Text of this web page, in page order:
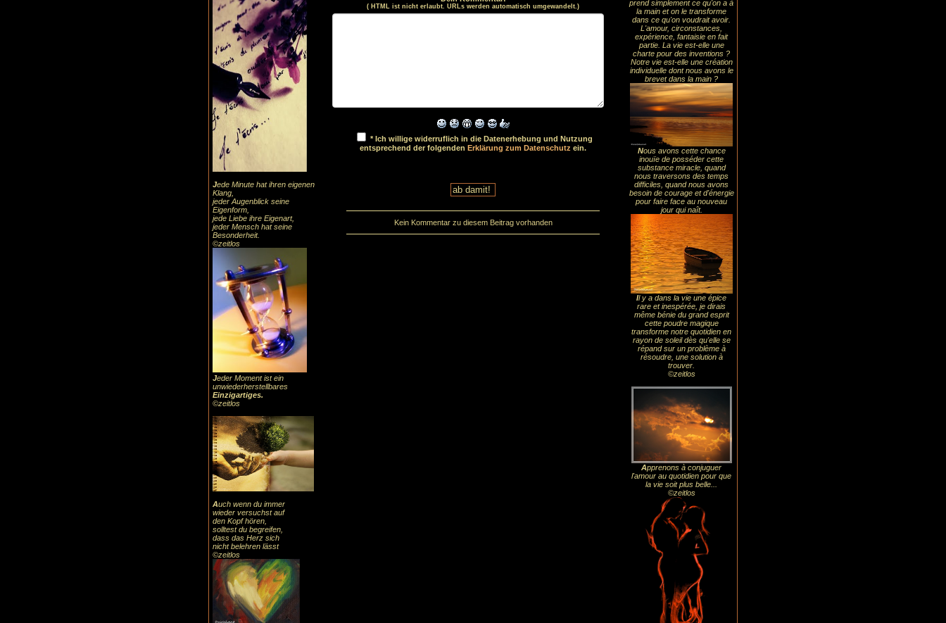
Jede Minute hat ihren eigenen
Klang,
jeder Augenblick seine
Eigenform,
jede Liebe ihre Eigenart,
jeder Mensch hat seine
Besonderheit.
©zeitlos
Jeder Moment ist ein
unwiederherstellbares
Einzigartiges.
©zeitlos
Auch wenn du immer
wieder versuchst auf
den Kopf hören,
solltest du begreifen,
dass das Herz sich
nicht belehren lässt
©zeitlos
( HTML ist nicht erlaubt. URLs werden automatisch umgewandelt.)
* Ich willige widerruflich in die Datenerhebung und Nutzung
entsprechend der folgenden Erklärung zum Datenschutz ein.
Kein Kommentar zu diesem Beitrag vorhanden
prend simplement ce qu'on a à
la main et on le transforme
dans ce qu'on voudrait avoir.
L'amour, circonstances,
expérience, fantaisie en fait
partie. La vie est-elle une
charte pour des inventions ?
Notre vie est-elle une création
individuelle dont nous avons le
brevet dans la main ?
Nous avons cette chance
inouïe de posséder cette
substance miracle, quand
nous traversons des temps
difficiles, quand nous avons
besoin de courage et d'énergie
pour faire face au nouveau
jour qui naît.
Il y a dans la vie une épice
rare et inespérée, je dirais
même bénie du grand esprit
cette poudre magique
transforme notre quotidien en
rayon de soleil dès qu'elle se
répand sur un problème à
résoudre, une solution à
trouver.
©zeitlos
Apprenons à conjuguer
l'amour au quotidien pour que
la vie soit plus belle...
©zeitlos